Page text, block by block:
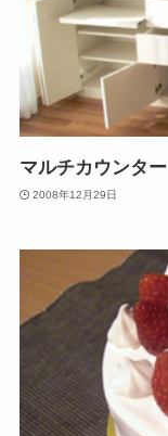
マルチカウンター
2008年12月29日